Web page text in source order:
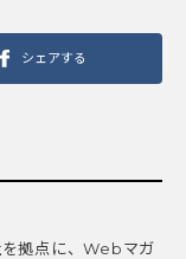
シェアする
拠点に、Webマガ